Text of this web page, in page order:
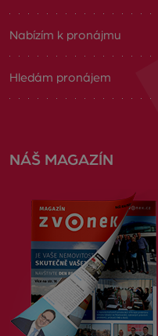
Nabízím k pronájmu
Hledám pronájem
NÁŠ MAGAZÍN